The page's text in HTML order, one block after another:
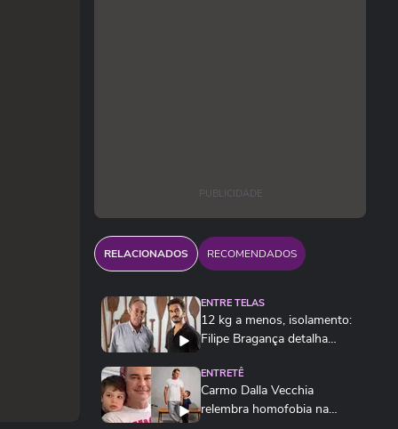
PUBLICIDADE
RELACIONADOS RECOMENDADOS
ENTRE TELAS
12 kg a menos, isolamento:
Filipe Bragança detalha
ENTRETÊ
Carmo Dalla Vecchia
relembra homofobia na